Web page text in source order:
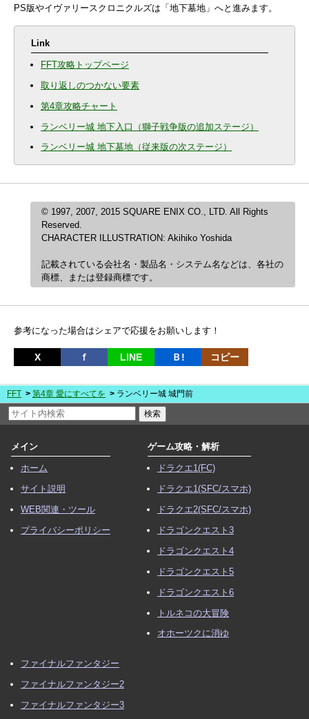
PS版やイヴァリースクロニクルズは「地下墓地」へと進みます。
Link
FFT攻略トップページ
取り返しのつかない要素
第4章攻略チャート
ランベリー城 地下入口（獅子戦争版の追加ステージ）
ランベリー城 地下墓地（従来版の次ステージ）
© 1997, 2007, 2015 SQUARE ENIX CO., LTD. All Rights
Reserved.
CHARACTER ILLUSTRATION: Akihiko Yoshida
記載されている会社名・製品名・システム名などは、各社の
商標、または登録商標です。
参考になった場合はシェアで応援をお願いします！
X ｆ LINE Ｂ! コピー
FFT 第4章 愛にすべてを ランベリー城 城門前
メイン
ホーム
サイト説明
WEB関連・ツール
プライバシーポリシー
ゲーム攻略・解析
ドラクエ1(FC)
ドラクエ1(SFC/スマホ)
ドラクエ2(SFC/スマホ)
ドラゴンクエスト3
ドラゴンクエスト4
ドラゴンクエスト5
ドラゴンクエスト6
トルネコの大冒険
オホーツクに消ゆ
ファイナルファンタジー
ファイナルファンタジー2
ファイナルファンタジー3